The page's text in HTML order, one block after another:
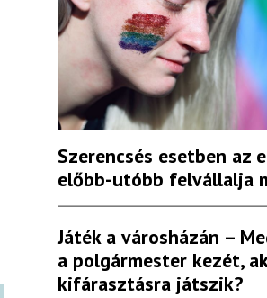
Szerencsés esetben az
előbb-utóbb felvállalja
Játék a városházán –
a polgármester kezét,
kifárasztásra játszik?